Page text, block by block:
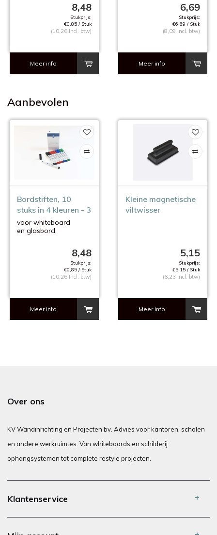
8,48
Stukprijs:
€0,85 / Stuk
(10,26 Incl. btw)
Meer info
6,69
Stukprijs:
€6,69 / Stuk
(8,09 Incl. btw)
Meer info
Aanbevolen
Bordstiften, 10
stuks in 4 kleuren - 3
mm.
voor whiteboard
en glasbord
8,48
Stukprijs:
€0,85 / Stuk
(10,26 Incl. btw)
Meer info
Kleine magnetische
viltwisser
5,15
Stukprijs:
€5,15 / Stuk
(6,23 Incl. btw)
Meer info
Over ons
KV Wandinrichting en Projecten bv. Advies voor kantoren, scholen
en andere werkruimtes. Van whiteboards en schilderij
ophangsystemen tot complete restyle projecten.
Klantenservice